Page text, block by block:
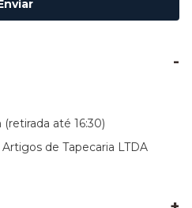
até 16:30)
de Tapecaria LTDA